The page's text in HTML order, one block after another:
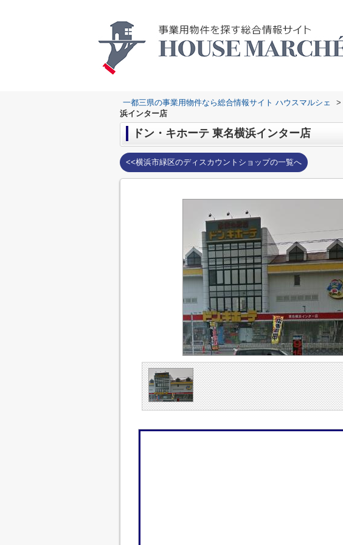
一都三県の事業用物件なら総合情報サイト ハウスマルシェ >
浜インター店
ドン・キホーテ 東名横浜インター店
<<横浜市緑区のディスカウントショップの一覧へ